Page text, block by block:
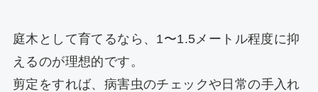
庭木として育てるなら、1〜1.5メートル程度に抑
えるのが理想的です。
剪定をすれば、病害虫のチェックや日常の手入れ